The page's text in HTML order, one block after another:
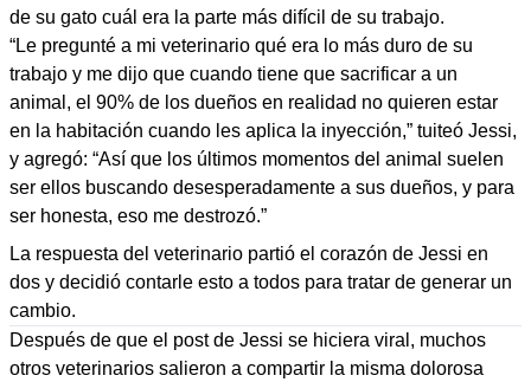
de su gato cuál era la parte más difícil de su trabajo.
“Le pregunté a mi veterinario qué era lo más duro de su
trabajo y me dijo que cuando tiene que sacrificar a un
animal, el 90% de los dueños en realidad no quieren estar
en la habitación cuando les aplica la inyección,” tuiteó Jessi,
y agregó: “Así que los últimos momentos del animal suelen
ser ellos buscando desesperadamente a sus dueños, y para
ser honesta, eso me destrozó.”
La respuesta del veterinario partió el corazón de Jessi en
dos y decidió contarle esto a todos para tratar de generar un
cambio.
Después de que el post de Jessi se hiciera viral, muchos
otros veterinarios salieron a compartir la misma dolorosa